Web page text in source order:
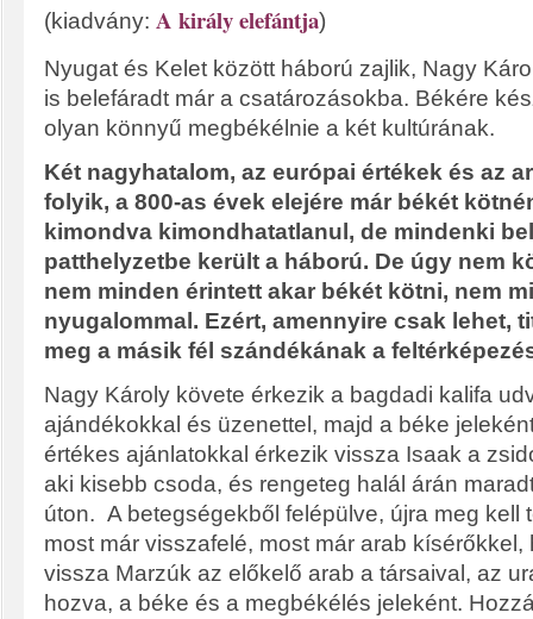
(kiadvány: A király elefántja)
Nyugat és Kelet között háború zajlik, Nagy
is belefáradt már a csatározásokba. Békére
olyan könnyű megbékélnie a két kultúrának.
Két nagyhatalom, az európai értékek és az
folyik, a 800-as évek elejére már békét
kimondva kimondhatatlanul, de mindenki
patthelyzetbe került a háború. De úgy nem
nem minden érintett akar békét kötni, nem
nyugalommal. Ezért, amennyire csak lehet,
meg a másik fél szándékának a
Nagy Károly követe érkezik a bagdadi kalifa
ajándékokkal és üzenettel, majd a béke
értékes ajánlatokkal érkezik vissza Isaak a
aki kisebb csoda, és rengeteg halál árán
úton. A betegségekből felépülve, újra meg kell
most már visszafelé, most már arab kísérőkkel,
vissza Marzúk az előkelő arab a társaival, az
hozva, a béke és a megbékélés jeleként.